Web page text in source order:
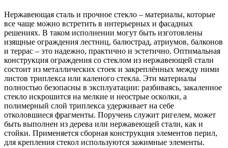
Нержавеющая сталь и прочное стекло – материалы, которые
все чаще можно встретить в интерьерных и фасадных
решениях. В таком исполнении могут быть изготовлены
изящные ограждения лестниц, балюстрад, атриумов, балконов
и террас – это надежно, практично и эстетично. Оптимальная
конструкция ограждения со стеклом из нержавеющей стали
состоит из металлических стоек и закреплённых между ними
листов триплекса или каленого стекла. Эти материалы
полностью безопасны в эксплуатации: разбиваясь, закаленное
стекло искрошится на мелкие и неострые осколки, а
полимерный слой триплекса удерживает на себе
отколовшиеся фрагменты. Поручень служит ригелем, может
быть выполнен из дерева или нержавеющей стали, как и
стойки. Применяется сборная конструкция элементов перил,
для крепления стекол используются зажимные элементы.